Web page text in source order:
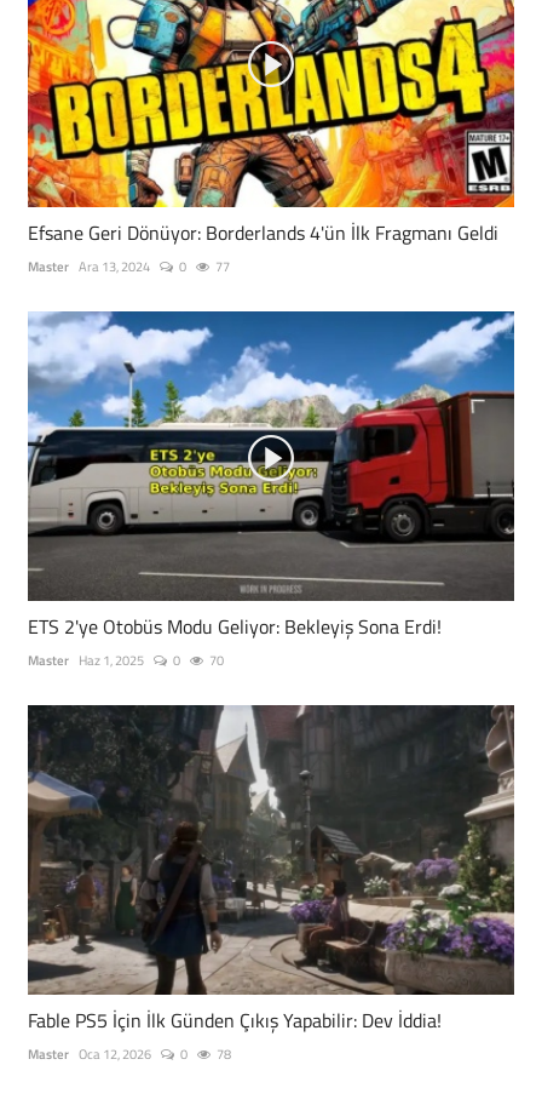
Efsane Geri Dönüyor: Borderlands 4'ün İlk Fragmanı Geldi
Master Ara 13, 2024 0 77
ETS 2'ye Otobüs Modu Geliyor: Bekleyiş Sona Erdi!
Master Haz 1, 2025 0 70
Fable PS5 İçin İlk Günden Çıkış Yapabilir: Dev İddia!
Master Oca 12, 2026 0 78